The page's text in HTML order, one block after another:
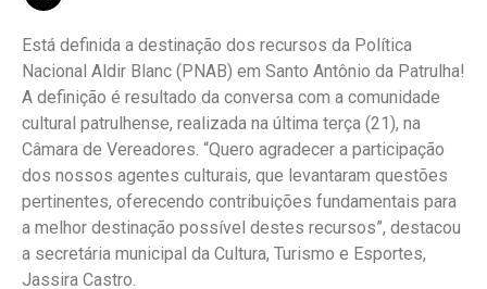
Está definida a destinação dos recursos da Política
Nacional Aldir Blanc (PNAB) em Santo Antônio da Patrulha!
A definição é resultado da conversa com a comunidade
cultural patrulhense, realizada na última terça (21), na
Câmara de Vereadores. “Quero agradecer a participação
dos nossos agentes culturais, que levantaram questões
pertinentes, oferecendo contribuições fundamentais para
a melhor destinação possível destes recursos”, destacou
a secretária municipal da Cultura, Turismo e Esportes,
Jassira Castro.